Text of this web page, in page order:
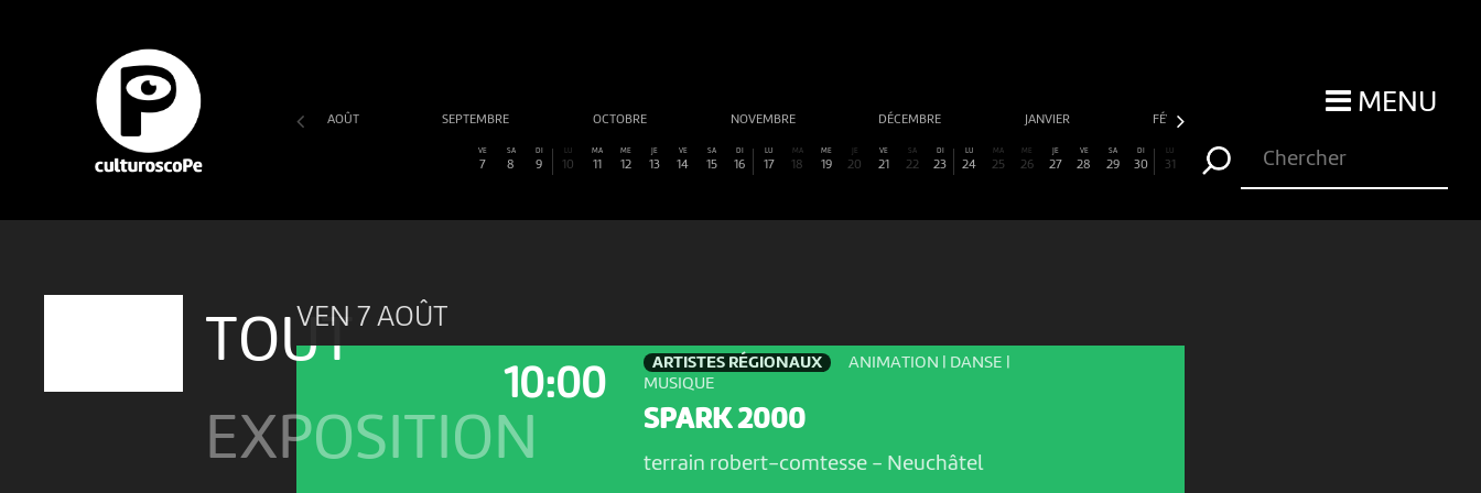
MENU
AOÛT SEPTEMBRE OCTOBRE NOVEMBRE DÉCEMBRE JANVIER FÉVRIER
VE
7
SA
8
DI
9
LU
10
MA
11
ME
12
JE
13
VE
14
SA
15
DI
16
LU
17
MA
18
ME
19
JE
20
VE
21
SA
22
DI
23
LU
24
MA
25
ME
26
JE
27
VE
28
SA
29
DI
30
LU
31
TOUT
EXPOSITION
VEN 7 AOÛT
10:00
ARTISTES RÉGIONAUX
ANIMATION | DANSE |
MUSIQUE
SPARK 2000
terrain robert-comtesse - Neuchâtel